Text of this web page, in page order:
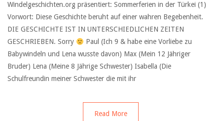
Windelgeschichten.org präsentiert: Sommerferien in der Türkei (1)
Vorwort: Diese Geschichte beruht auf einer wahren Begebenheit.
DIE GESCHICHTE IST IN UNTERSCHIEDLICHEN ZEITEN
GESCHRIEBEN. Sorry
Paul (Ich 9 & habe eine Vorliebe zu
Babywindeln und Lena wusste davon) Max (Mein 12 Jähriger
Bruder) Lena (Meine 8 Jährige Schwester) Isabella (Die
Schulfreundin meiner Schwester die mit ihr
Read More